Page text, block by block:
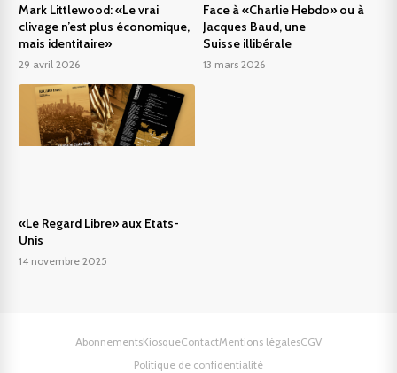
Mark Littlewood: «Le vrai
clivage n’est plus économique,
mais identitaire»
29 avril 2026
Face à «Charlie Hebdo» ou à
Jacques Baud, une
Suisse illibérale
13 mars 2026
«Le Regard Libre» aux Etats-
Unis
14 novembre 2025
AbonnementsKiosqueContactMentions légalesCGV
Politique de confidentialité